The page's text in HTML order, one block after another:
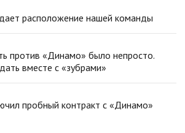
расположение нашей команды
против «Динамо» было непросто.
вместе с «зубрами»
пробный контракт с «Динамо»